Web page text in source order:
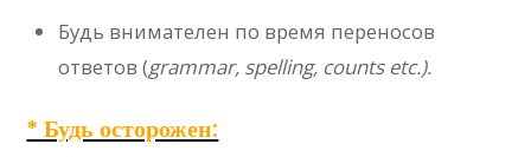
Будь внимателен по время переносов
ответов (grammar, spelling, counts etc.).
* Будь осторожен: